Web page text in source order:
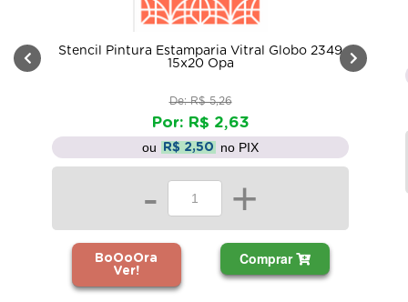
Stencil Pintura Estamparia Vitral Globo 2349
15x20 Opa
De: R$ 5,26
Por: R$ 2,63
ou R$ 2,50 no PIX
- +
BoOoOra
Ver!
Comprar